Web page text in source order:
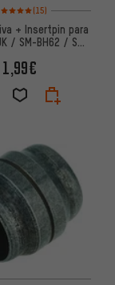
media: 5 de 5
(15)
+ Insertpin para
/ SM-BH62 / SM-
1,99€